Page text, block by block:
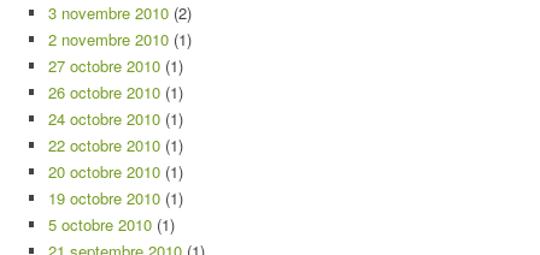
3 novembre 2010 (2)
2 novembre 2010 (1)
27 octobre 2010 (1)
26 octobre 2010 (1)
24 octobre 2010 (1)
22 octobre 2010 (1)
20 octobre 2010 (1)
19 octobre 2010 (1)
5 octobre 2010 (1)